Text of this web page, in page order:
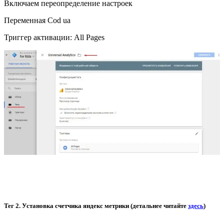
Включаем переопределение настроек
Переменная Cod ua
Триггер активации: All Pages
Тег 2. Установка счетчика яндекс метрики (детальнее читайте здесь)